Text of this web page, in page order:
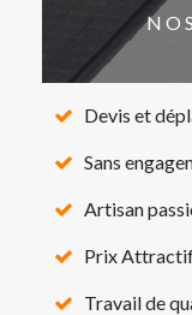
Devis et
Sans
Artisan
Prix
Travail de